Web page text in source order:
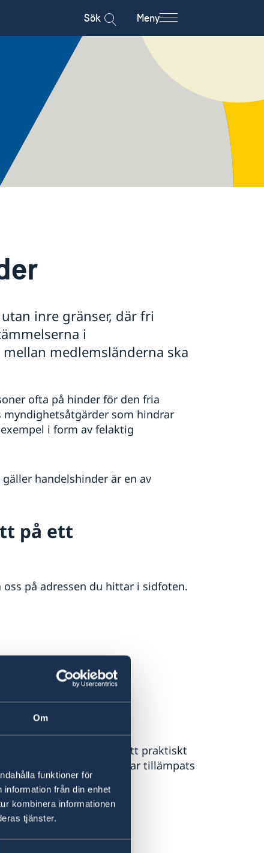
Om
funktioner för
från din enhet
kombinera informationen
tjänster.
Sök Meny
inre gränser, där fri
i
medlemsländerna ska
ofta på hinder för den fria
som hindrar
i form av felaktig
handelshinder är en av
på ett
på adressen du hittar i sidfoten.
samarbetar för att praktiskt
den inre marknaden har tillämpats